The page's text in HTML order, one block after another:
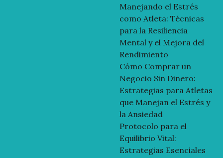
Manejando el Estrés
como Atleta: Técnicas
para la Resiliencia
Mental y el Mejora del
Rendimiento
Cómo Comprar un
Negocio Sin Dinero:
Estrategias para Atletas
que Manejan el Estrés y
la Ansiedad
Protocolo para el
Equilibrio Vital:
Estrategias Esenciales